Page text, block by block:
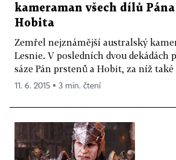
kameraman všech dílů
Hobita
Zemřel nejznámější australský
Lesnie. V posledních dvou dekádách
sáze Pán prstenů a Hobit, za níž také
11. 6. 2015 ▪ 3 min. čtení